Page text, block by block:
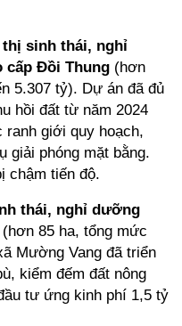
thị sinh thái, nghỉ
Đồi Thung (hơn
5.307 tỷ). Dự án đã đủ
hồi đất từ năm 2024
ranh giới quy hoạch,
giải phóng mặt bằng.
chậm tiến độ.
thái, nghỉ dưỡng
(hơn 85 ha, tổng mức
Mường Vang đã triển
kiểm đếm đất nông
tư ứng kinh phí 1,5 tỷ